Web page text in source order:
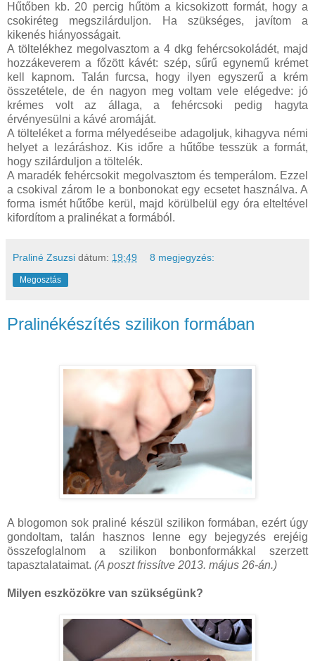
Hűtőben kb. 20 percig hűtöm a kicsokizott formát, hogy a
csokiréteg megszilárduljon. Ha szükséges, javítom a
kikenés hiányosságait.
A töltelékhez megolvasztom a 4 dkg fehércsokoládét, majd
hozzákeverem a főzött kávét: szép, sűrű egynemű krémet
kell kapnom. Talán furcsa, hogy ilyen egyszerű a krém
összetétele, de én nagyon meg voltam vele elégedve: jó
krémes volt az állaga, a fehércsoki pedig hagyta
érvényesülni a kávé aromáját.
A tölteléket a forma mélyedéseibe adagoljuk, kihagyva némi
helyet a lezáráshoz. Kis időre a hűtőbe tesszük a formát,
hogy szilárduljon a töltelék.
A maradék fehércsokit megolvasztom és temperálom. Ezzel
a csokival zárom le a bonbonokat egy ecsetet használva. A
forma ismét hűtőbe kerül, majd körülbelül egy óra elteltével
kifordítom a pralinékat a formából.
Praliné Zsuzsi dátum: 19:49 8 megjegyzés:
Megosztás
Pralinékészítés szilikon formában
A blogomon sok praliné készül szilikon formában, ezért úgy
gondoltam, talán hasznos lenne egy bejegyzés erejéig
összefoglalnom a szilikon bonbonformákkal szerzett
tapasztalataimat. (A poszt frissítve 2013. május 26-án.)
Milyen eszközökre van szükségünk?